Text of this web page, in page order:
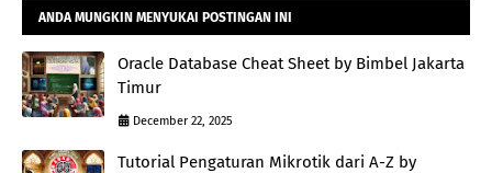
ANDA MUNGKIN MENYUKAI POSTINGAN INI
Oracle Database Cheat Sheet by Bimbel Jakarta
Timur
December 22, 2025
Tutorial Pengaturan Mikrotik dari A-Z by